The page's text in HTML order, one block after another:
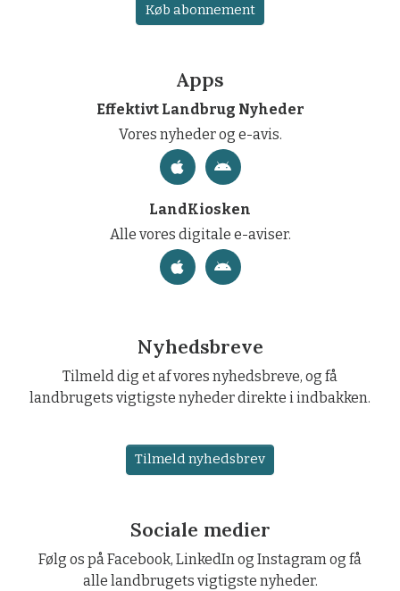
Køb abonnement
Apps
Effektivt Landbrug Nyheder
Vores nyheder og e-avis.
LandKiosken
Alle vores digitale e-aviser.
Nyhedsbreve
Tilmeld dig et af vores nyhedsbreve, og få
landbrugets vigtigste nyheder direkte i indbakken.
Tilmeld nyhedsbrev
Sociale medier
Følg os på Facebook, LinkedIn og Instagram og få
alle landbrugets vigtigste nyheder.